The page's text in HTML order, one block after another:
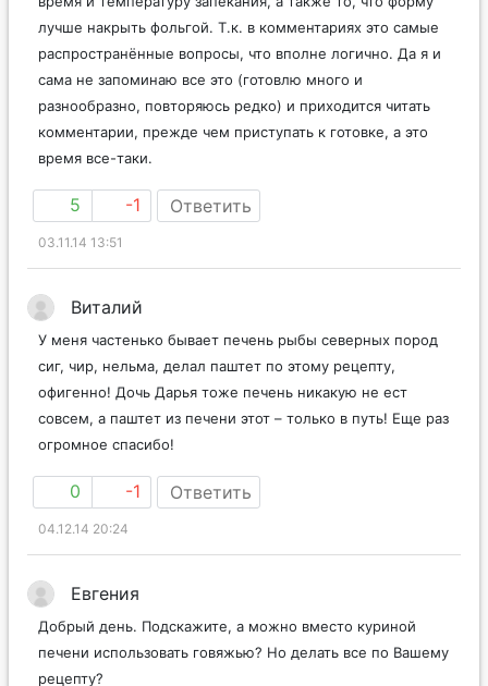
лучше накрыть фольгой. Т.к. в комментариях это самые
распространённые вопросы, что вполне логично. Да я и
сама не запоминаю все это (готовлю много и
разнообразно, повторяюсь редко) и приходится читать
комментарии, прежде чем приступать к готовке, а это
время все-таки.
5 -1 Ответить
03.11.14 13:51
Виталий
У меня частенько бывает печень рыбы северных пород
сиг, чир, нельма, делал паштет по этому рецепту,
офигенно! Дочь Дарья тоже печень никакую не ест
совсем, а паштет из печени этот – только в путь! Еще раз
огромное спасибо!
0 -1 Ответить
04.12.14 20:24
Евгения
Добрый день. Подскажите, а можно вместо куриной
печени использовать говяжью? Но делать все по Вашему
рецепту?